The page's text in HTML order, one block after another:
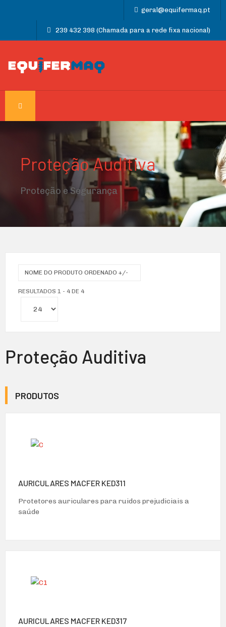
geral@equifermaq.pt
239 432 398 (Chamada para a rede fixa nacional)
Proteção Auditiva
Proteção e Segurança
NOME DO PRODUTO ORDENADO +/-
RESULTADOS 1 - 4 DE 4
Proteção Auditiva
PRODUTOS
AURICULARES MACFER KED311
Protetores auriculares para ruidos prejudiciais a
saúde
AURICULARES MACFER KED317